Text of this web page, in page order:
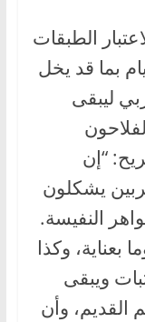
الطبقات
بما قد يخل
ليبقى
“إن
يشكلون
النفيسة.
بعناية، وكذا
ويبقى
وأن